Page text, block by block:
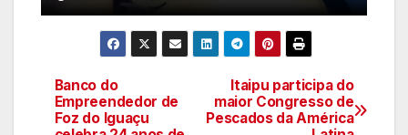
Navegação
Itaipu participa do
maior Congresso de
Pescados da América
Banco do
Empreendedor de
Foz do Iguaçu